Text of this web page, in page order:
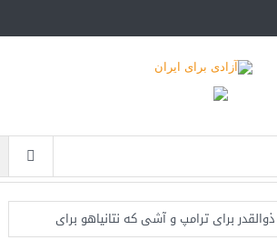
برای ترامپ و آشی که نتانیاهو برای